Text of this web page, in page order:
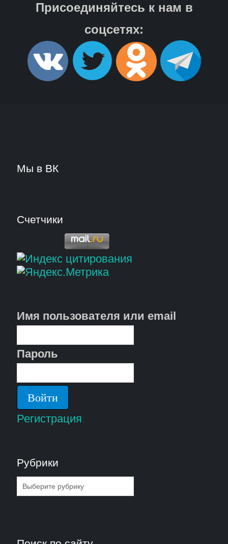
Присоединяйтесь к нам в
соцсетях:
Мы в ВК
Счетчики
Имя пользователя или email
Пароль
Регистрация
Рубрики
Рубрики